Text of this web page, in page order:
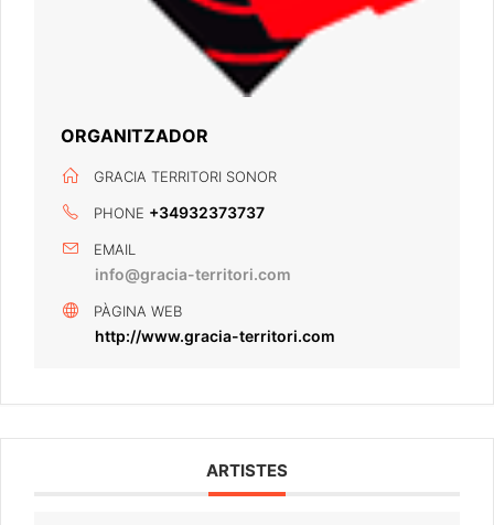
ORGANITZADOR
GRACIA TERRITORI SONOR
PHONE +34932373737
EMAIL
info@gracia-territori.com
PÀGINA WEB
http://www.gracia-territori.com
ARTISTES